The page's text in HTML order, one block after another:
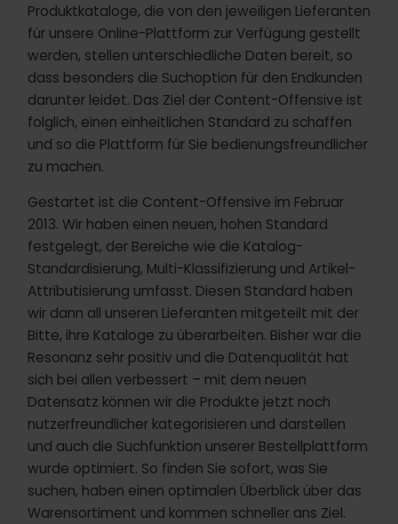
Produktkataloge, die von den jeweiligen Lieferanten
für unsere Online-Plattform zur Verfügung gestellt
werden, stellen unterschiedliche Daten bereit, so
dass besonders die Suchoption für den Endkunden
darunter leidet. Das Ziel der Content-Offensive ist
folglich, einen einheitlichen Standard zu schaffen
und so die Plattform für Sie bedienungsfreundlicher
zu machen.
Gestartet ist die Content-Offensive im Februar
2013. Wir haben einen neuen, hohen Standard
festgelegt, der Bereiche wie die Katalog-
Standardisierung, Multi-Klassifizierung und Artikel-
Attributisierung umfasst. Diesen Standard haben
wir dann all unseren Lieferanten mitgeteilt mit der
Bitte, ihre Kataloge zu überarbeiten. Bisher war die
Resonanz sehr positiv und die Datenqualität hat
sich bei allen verbessert – mit dem neuen
Datensatz können wir die Produkte jetzt noch
nutzerfreundlicher kategorisieren und darstellen
und auch die Suchfunktion unserer Bestellplattform
wurde optimiert. So finden Sie sofort, was Sie
suchen, haben einen optimalen Überblick über das
Warensortiment und kommen schneller ans Ziel.